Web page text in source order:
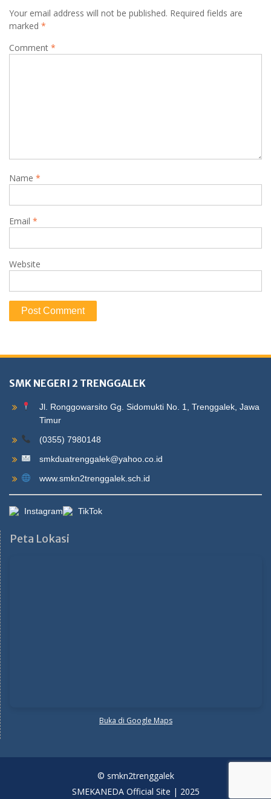
Your email address will not be published. Required fields are
marked *
Comment *
Name *
Email *
Website
SMK NEGERI 2 TRENGGALEK
Jl. Ronggowarsito Gg. Sidomukti No. 1, Trenggalek, Jawa
Timur
(0355) 7980148
smkduatrenggalek@yahoo.co.id
www.smkn2trenggalek.sch.id
Instagram TikTok
Peta Lokasi
Buka di Google Maps
© smkn2trenggalek
SMEKANEDA Official Site | 2025